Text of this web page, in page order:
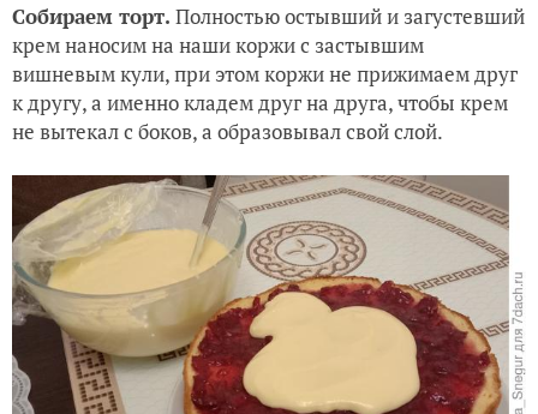
Собираем торт. Полностью остывший и загустевший
крем наносим на наши коржи с застывшим
вишневым кули, при этом коржи не прижимаем друг
к другу, а именно кладем друг на друга, чтобы крем
не вытекал с боков, а образовывал свой слой.